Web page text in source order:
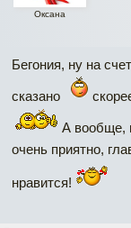
Оксана
Бегония, ну на
сказано
А вообще,
очень приятно,
нравится!